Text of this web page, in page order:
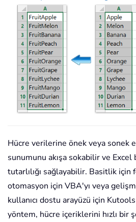
Hücre verilerine önek veya sonek
sunumunu akışa sokabilir ve
tutarlılığı sağlayabilir. Basitlik için
otomasyon için VBA'yı veya
kullanıcı dostu arayüzü için
yöntem, hücre içeriklerini hızlı bir